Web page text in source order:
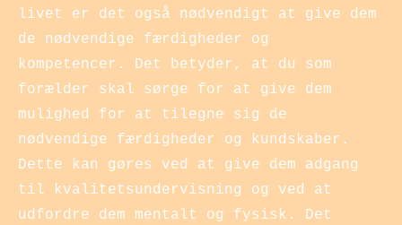
livet er det også nødvendigt at give dem
de nødvendige færdigheder og
kompetencer. Det betyder, at du som
forælder skal sørge for at give dem
mulighed for at tilegne sig de
nødvendige færdigheder og kundskaber.
Dette kan gøres ved at give dem adgang
til kvalitetsundervisning og ved at
udfordre dem mentalt og fysisk. Det